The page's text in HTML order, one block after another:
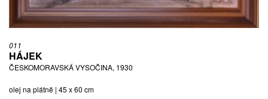
011
HÁJEK
ČESKOMORAVSKÁ VYSOČINA, 1930
olej na plátně | 45 x 60 cm